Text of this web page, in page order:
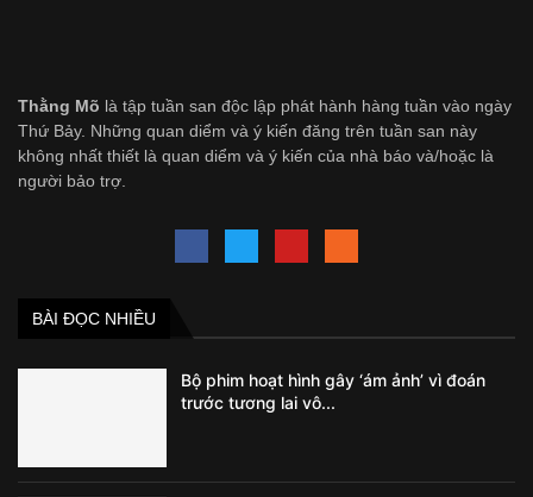
Thằng Mõ là tập tuần san độc lập phát hành hàng tuần vào ngày
Thứ Bảy. Những quan diểm và ý kiến đăng trên tuần san này
không nhất thiết là quan diểm và ý kiến của nhà báo và/hoặc là
người bảo trợ.
BÀI ĐỌC NHIỀU
Bộ phim hoạt hình gây ‘ám ảnh’ vì đoán
trước tương lai vô...